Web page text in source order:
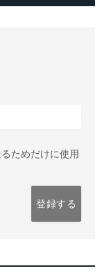
ためだけに使用